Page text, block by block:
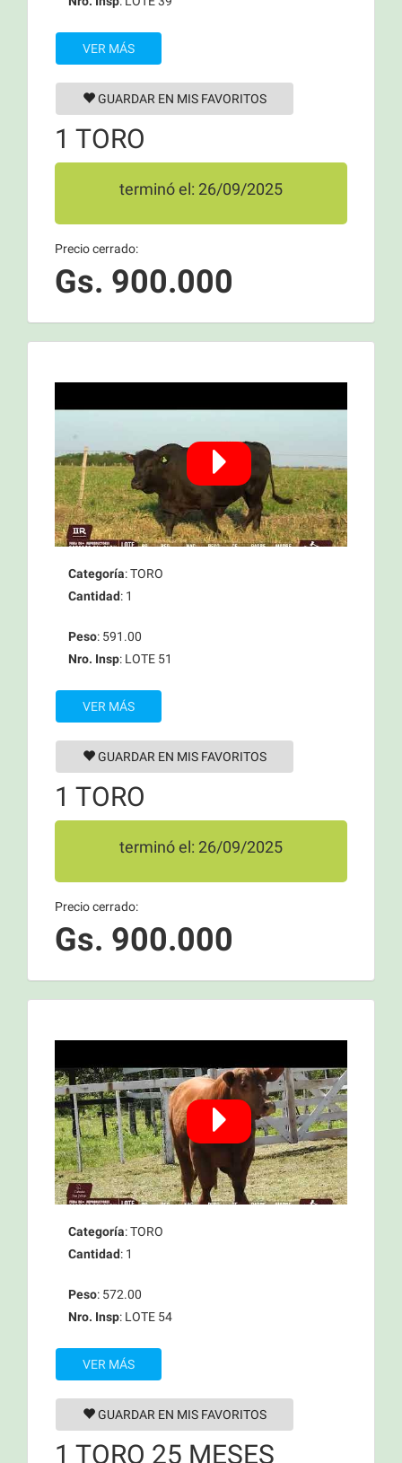
VER MÁS
GUARDAR EN MIS FAVORITOS
1 TORO
terminó el: 26/09/2025
Precio cerrado:
Gs. 900.000
Categoría: TORO
Cantidad: 1
Peso: 591.00
Nro. Insp: LOTE 51
VER MÁS
GUARDAR EN MIS FAVORITOS
1 TORO
terminó el: 26/09/2025
Precio cerrado:
Gs. 900.000
Categoría: TORO
Cantidad: 1
Peso: 572.00
Nro. Insp: LOTE 54
VER MÁS
GUARDAR EN MIS FAVORITOS
1 TORO 25 MESES